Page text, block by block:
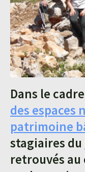
Dans le cadre
des
patrimoine
stagiaires du
retrouvés